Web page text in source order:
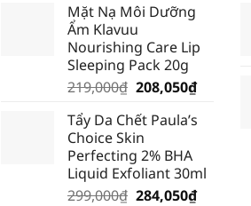
là:
195,000₫.
185,250₫.
Mặt Nạ Môi Dưỡng
Ẩm Klavuu
Nourishing Care Lip
Sleeping Pack 20g
219,000₫ Giá
là:
219,000₫.
208,050₫Giá
tại
Tẩy Da Chết Paula’s
Choice Skin
Perfecting 2% BHA
Liquid Exfoliant 30ml
299,000₫ Giá
284,050₫Giá